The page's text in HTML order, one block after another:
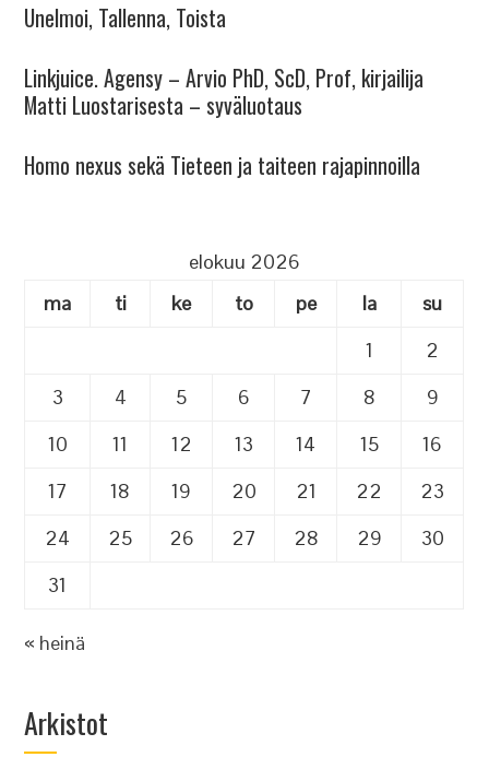
Unelmoi, Tallenna, Toista
Linkjuice. Agensy – Arvio PhD, ScD, Prof, kirjailija
Matti Luostarisesta – syväluotaus
Homo nexus sekä Tieteen ja taiteen rajapinnoilla
elokuu 2026
ma
ti ke to pe la
su
1
2
3
4 5 6 7 8
9
10
11 12 13 14 15
16
17
18 19 20 21 22
23
24
25 26 27 28 29
30
31
« heinä
Arkistot